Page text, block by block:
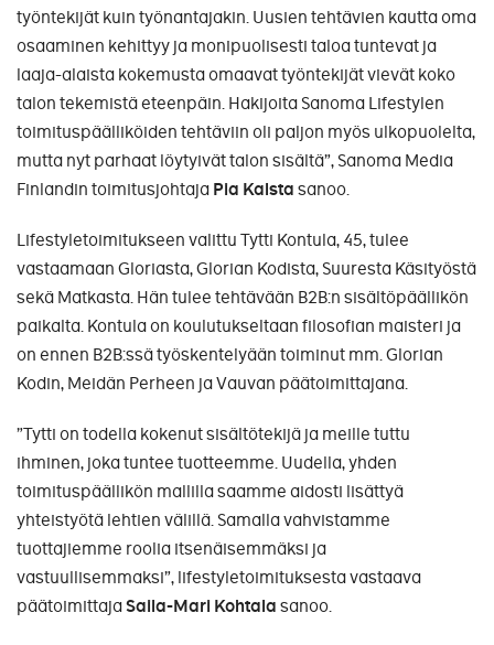
työntekijät kuin työnantajakin. Uusien tehtävien kautta oma
osaaminen kehittyy ja monipuolisesti taloa tuntevat ja
laaja-alaista kokemusta omaavat työntekijät vievät koko
talon tekemistä eteenpäin. Hakijoita Sanoma Lifestylen
toimituspäälliköiden tehtäviin oli paljon myös ulkopuolelta,
mutta nyt parhaat löytyivät talon sisältä”, Sanoma Media
Finlandin toimitusjohtaja Pia Kalsta sanoo.
Lifestyletoimitukseen valittu Tytti Kontula, 45, tulee
vastaamaan Gloriasta, Glorian Kodista, Suuresta Käsityöstä
sekä Matkasta. Hän tulee tehtävään B2B:n sisältöpäällikön
paikalta. Kontula on koulutukseltaan filosofian maisteri ja
on ennen B2B:ssä työskentelyään toiminut mm. Glorian
Kodin, Meidän Perheen ja Vauvan päätoimittajana.
”Tytti on todella kokenut sisältötekijä ja meille tuttu
ihminen, joka tuntee tuotteemme. Uudella, yhden
toimituspäällikön mallilla saamme aidosti lisättyä
yhteistyötä lehtien välillä. Samalla vahvistamme
tuottajiemme roolia itsenäisemmäksi ja
vastuullisemmaksi”, lifestyletoimituksesta vastaava
päätoimittajaSaila-Mari Kohtala sanoo.